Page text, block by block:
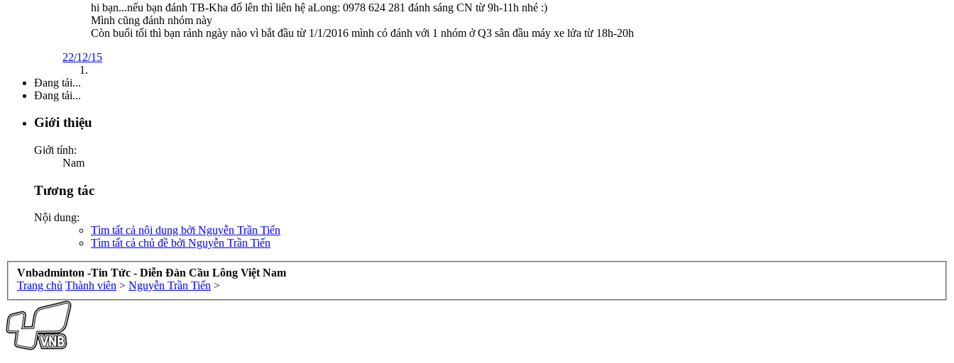
hi bạn...nếu bạn đánh TB-Kha đổ lên thì liên hệ aLong: 0978 624 281 đánh sáng CN từ 9h-11h nhé :)
Mình cũng đánh nhóm này
Còn buổi tối thì bạn rảnh ngày nào vì bắt đầu từ 1/1/2016 mình có đánh với 1 nhóm ở Q3 sân đầu máy xe lửa từ 18h-20h
22/12/15
Đang tải...
Đang tải...
Giới thiệu
Giới tính:
Nam
Tương tác
Nội dung:
Tìm tất cả nội dung bởi Nguyễn Trần Tiến
Tìm tất cả chủ đề bởi Nguyễn Trần Tiến
Vnbadminton -Tin Tức - Diễn Đàn Cầu Lông Việt Nam
Trang chủ Thành viên > Nguyễn Trần Tiến >